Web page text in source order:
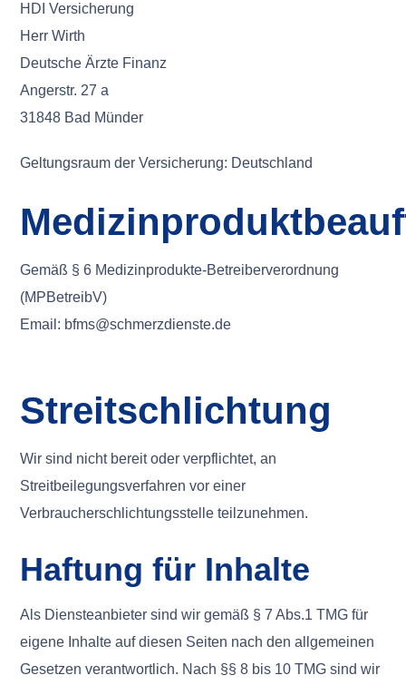
HDI Versicherung
Herr Wirth
Deutsche Ärzte Finanz
Angerstr. 27 a
31848 Bad Münder
Geltungsraum der Versicherung: Deutschland
Gemäß § 6 Medizinprodukte-Betreiberverordnung
(MPBetreibV)
Email: bfms@schmerzdienste.de
Streitschlichtung
Wir sind nicht bereit oder verpflichtet, an
Streitbeilegungsverfahren vor einer
Verbraucherschlichtungsstelle teilzunehmen.
Haftung für Inhalte
Als Diensteanbieter sind wir gemäß § 7 Abs.1 TMG für
eigene Inhalte auf diesen Seiten nach den allgemeinen
Gesetzen verantwortlich. Nach §§ 8 bis 10 TMG sind wir